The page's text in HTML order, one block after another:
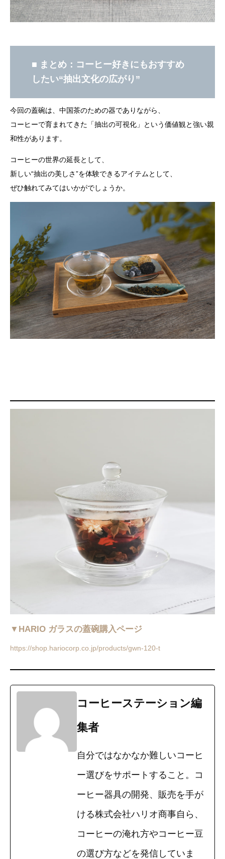
■ まとめ：コーヒー好きにもおすすめ
したい“抽出文化の広がり”
今回の蓋碗は、中国茶のための器でありながら、
コーヒーで育まれてきた「抽出の可視化」という価値観と強い親
和性があります。
コーヒーの世界の延長として、
新しい“抽出の美しさ”を体験できるアイテムとして、
ぜひ触れてみてはいかがでしょうか。
▼HARIO ガラスの蓋碗購入ページ
https://shop.hariocorp.co.jp/products/gwn-120-t
コーヒーステーション編
集者
自分ではなかなか難しいコーヒ
ー選びをサポートすること。コ
ーヒー器具の開発、販売を手が
ける株式会社ハリオ商事自ら、
コーヒーの淹れ方やコーヒー豆
の選び方などを発信していま